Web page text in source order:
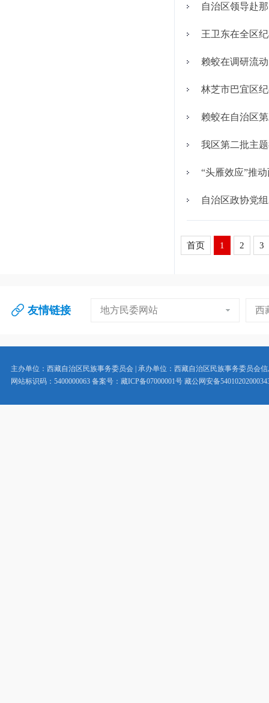
自治区领导赴
王卫东在全区
赖蛟在调研流
林芝市巴宜区
赖蛟在自治区
我区第二批主
“头雁效应”推
自治区政协党
首页 1 2 3
友情链接 地方民委网站 西
主办单位：西藏自治区民族事务委员会 | 承办单位：西藏自治区民族事务委员会
网站标识码：5400000063 备案号：藏ICP备07000001号 藏公网安备